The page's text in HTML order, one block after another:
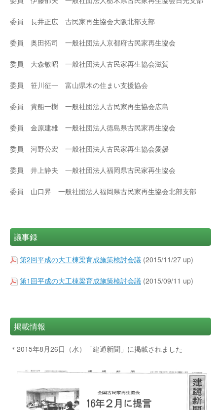
委員 長井正広 古民家再生協会大阪北部支部
委員 奥田拓司 一般社団法人京都府古民家再生協会
委員 大森敏昭 一般社団法人古民家再生協会滋賀
委員 笹川征一 富山県木の住まい支援協会
委員 貴船一樹 一般社団法人古民家再生協会広島
委員 金原建雄 一般社団法人徳島県古民家再生協会
委員 河野公宏 一般社団法人古民家再生協会愛媛
委員 井上静夫 一般社団法人福岡県古民家再生協会
委員 山口昇 一般社団法人福岡県古民家再生協会北部支部
議事録
第2回平成の大工棟梁育成施策検討会議 (2015/11/27 up)
第1回平成の大工棟梁育成施策検討会議 (2015/09/11 up)
掲載情報
＊2015年8月26日（水）「建通新聞」に掲載されました